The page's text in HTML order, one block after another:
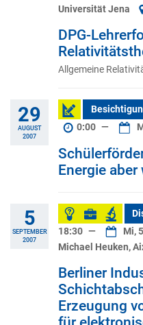
Universität Jena
DPG-
Allgemeine
29
AUGUST
2007
0:00 —
Energie aber
5
SEPTEMBER
2007
18:30 — Mi,
Michael Heuken,
Berliner
Erzeugung